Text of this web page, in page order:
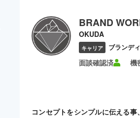
BRAND
OKUDA
キャリア ブランデ
面談確認済 機
コンセプトをシンプルに伝える